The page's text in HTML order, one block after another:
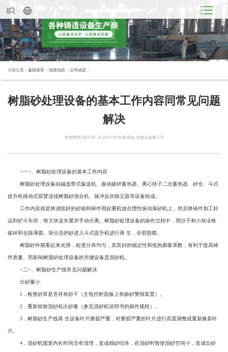
当前位置： 返回首页 > 信息动态 > 公司动态 >
树脂砂处理设备的基本工作内容同常见问题
解决
发布时间:2025-07-24 10:15:59 作者:优化 当前点击量:179
<一>、树脂砂处理设备的基本工作内容
树脂砂处理设备由磁选带式输送机、振动破碎蓄热器、离心转子二次蓄热器、砂仓、斗式
提升机移动式双臂连续树脂砂混合机、脉冲反吹除尘器等设备组成。
工作内容就是将浇筑好的砂箱和铸件用起重机放在惯性振动落砂机上，然后将铸件加工好
运到铲斗车间，将大块皮夹紧并手动分离。树脂砂处理设备的操作过程中，用沙子和小块冷铁
破碎和去除薄膜。筛分后的砂进入斗式提升机进行再 生，全部脱膜。
树脂砂外观看起来光滑，粒度分布均匀，其良好的稳定性和低热膨胀系数，有利于提高铸
件质量。而影响树脂砂处理设备的关键设备是混砂机。
<二>、树脂砂生产线常见问题解决
出砂量小
1．检查砂库是否存有砂子（主电控柜面板上有缺砂警报装置）。
2．重新校验混砂机出砂量（参见混砂机说明书的操作规程）。
3．树脂砂生产线再 生设备叶片磨损严重，对磨损严重的叶片进行高度调整或重新换新叶
片。
4．混砂机搅笼内长时间没有清理，造成残砂结块，在混砂时致使混砂空间小，造成出砂